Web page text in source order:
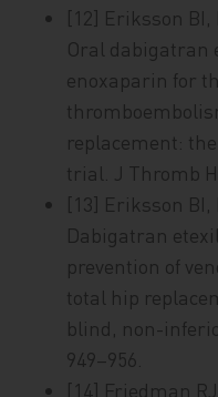
[12] Eriksson BI,
Oral dabigatran
enoxaparin for
replacement:
trial. J Thromb
[13] Eriksson BI,
Dabigatran
prevention of
total hip
blind, non-
949–956.
[14] Friedman